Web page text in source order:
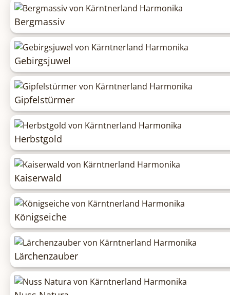
Bergmassiv
Gebirgsjuwel
Gipfelstürmer
Herbstgold
Kaiserwald
Königseiche
Lärchenzauber